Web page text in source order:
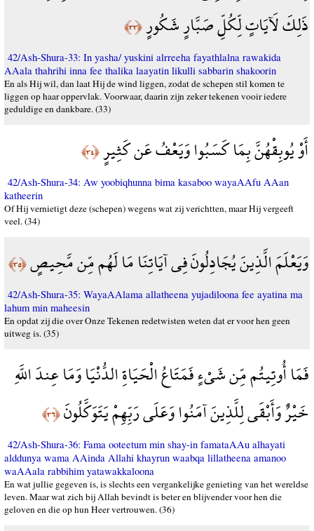
ذَلِكَ لَآيَاتٍ لِّكُلِّ صَبَّارٍ شَكُورٍ﴿٣٣﴾
42/Ash-Shura-33: In yasha/ yuskini alrreeha fayathlalna rawakida
AAala thahrihi inna fee thalika laayatin likulli sabbarin shakoorin
En als Hij wil, dan laat Hij de wind liggen, zodat de schepen stil komen te
liggen op haar oppervlak. Voorwaar, daarin zijn zeker tekenen vooir iedere
geduldige en dankbare. (33)
أَوْ يُوبِقْهُنَّ بِمَا كَسَبُوا وَيَعْفُ عَن كَثِيرٍ﴿٣٤﴾
42/Ash-Shura-34: Aw yoobiqhunna bima kasaboo wayaAAfu AAan
katheerin
Of Hij vernietigt deze (schepen) wegens wat zij verichtten, maar Hij vergeeft
veel. (34)
وَيَعْلَمَ الَّذِينَ يُجَادِلُونَ فِي آيَاتِنَا مَا لَهُم مِّن مَّحِيصٍ﴿٣٥﴾
42/Ash-Shura-35: WayaAAlama allatheena yujadiloona fee ayatina ma
lahum min maheesin
En opdat zij die over Onze Tekenen redetwisten weten dat er voor hen geen
uitweg is. (35)
فَمَا أُوتِيتُم مِّن شَيْءٍ فَمَتَاعُ الْحَيَاةِ الدُّنْيَا وَمَا عِندَ اللَّهِ
خَيْرٌ وَأَبْقَى لِلَّذِينَ آمَنُوا وَعَلَى رَبِّهِمْ يَتَوَكَّلُونَ﴿٣٦﴾
42/Ash-Shura-36: Fama ooteetum min shay-in famataAAu alhayati
alddunya wama AAinda Allahi khayrun waabqa lillatheena amanoo
waAAala rabbihim yatawakkaloona
En wat jullie gegeven is, is slechts een vergankelijke genieting van het wereldse
leven. Maar wat zich bij Allah bevindt is beter en blijvender voor hen die
geloven en die op hun Heer vertrouwen. (36)